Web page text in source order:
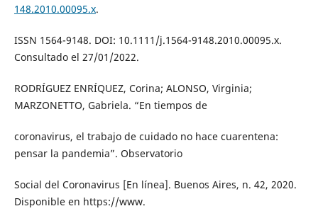
148.2010.00095.x.
ISSN 1564-9148. DOI: 10.1111/j.1564-9148.2010.00095.x.
Consultado el 27/01/2022.
RODRÍGUEZ ENRÍQUEZ, Corina; ALONSO, Virginia;
MARZONETTO, Gabriela. “En tiempos de
coronavirus, el trabajo de cuidado no hace cuarentena:
pensar la pandemia”. Observatorio
Social del Coronavirus [En línea]. Buenos Aires, n. 42, 2020.
Disponible en https://www.